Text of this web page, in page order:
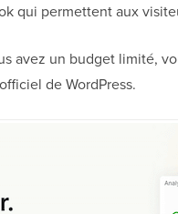
qui permettent aux
avez un budget limité,
de WordPress.